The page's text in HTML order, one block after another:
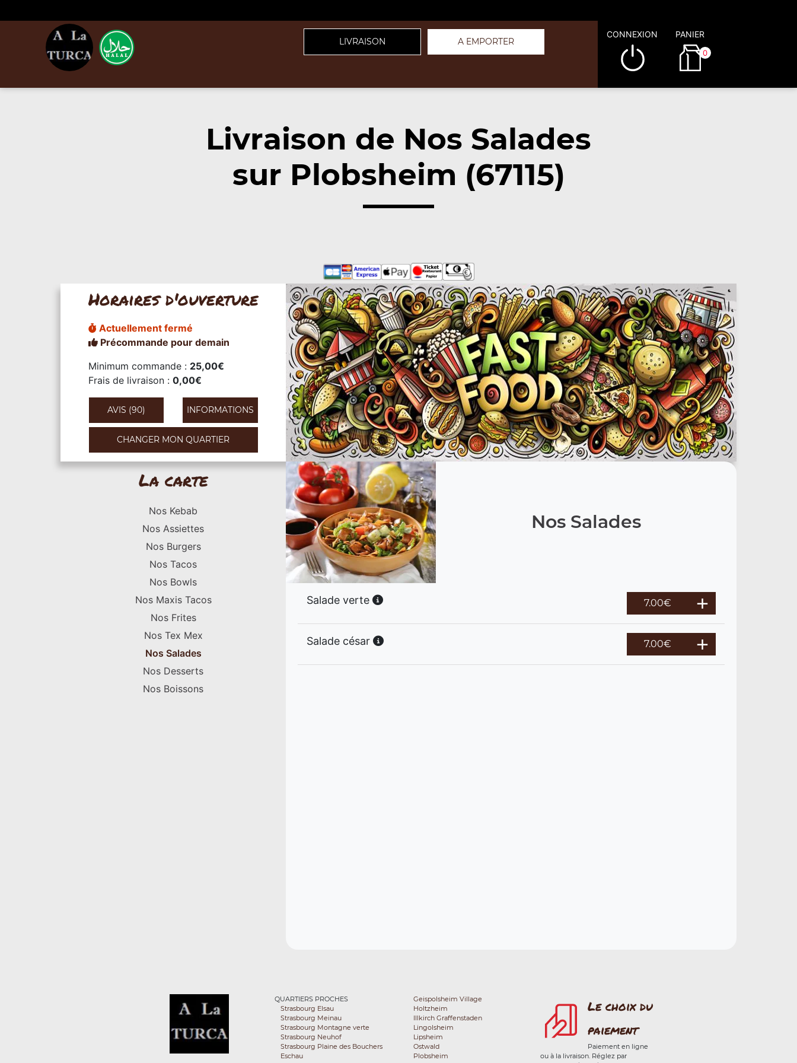
LIVRAISON A EMPORTER
CONNEXION PANIER
0
Livraison de Nos Salades
sur Plobsheim (67115)
Horaires d'ouverture
Actuellement fermé
Précommande pour demain
Minimum commande : 25,00€
Frais de livraison : 0,00€
AVIS (90) INFORMATIONS
CHANGER MON QUARTIER
La carte
Nos Kebab
Nos Assiettes
Nos Burgers
Nos Tacos
Nos Bowls
Nos Maxis Tacos
Nos Frites
Nos Tex Mex
Nos Salades
Nos Desserts
Nos Boissons
Nos Salades
Salade verte 7.00€
Salade césar 7.00€
QUARTIERS PROCHES
Strasbourg Elsau
Strasbourg Meinau
Strasbourg Montagne verte
Strasbourg Neuhof
Strasbourg Plaine des Bouchers
Eschau
Geispolsheim Village
Holtzheim
Illkirch Graffenstaden
Lingolsheim
Lipsheim
Ostwald
Plobsheim
Le choix du
paiement
Paiement en ligne
ou à la livraison. Réglez par